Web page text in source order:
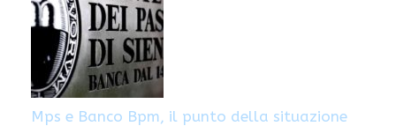
Mps e Banco Bpm, il punto della situazione